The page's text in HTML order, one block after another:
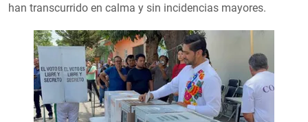
han transcurrido en calma y sin incidencias mayores.